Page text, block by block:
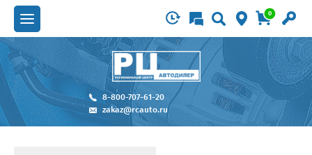
0
8-800-707-61-20
zakaz@rcauto.ru